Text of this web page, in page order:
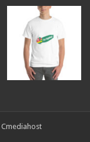
Cmediahost